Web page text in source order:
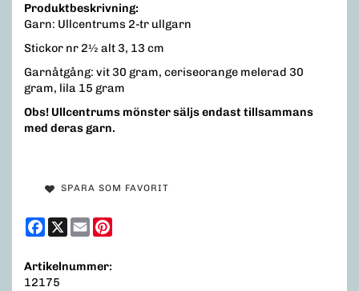
Produktbeskrivning:
Garn: Ullcentrums 2-tr ullgarn
Stickor nr 2½ alt 3, 13 cm
Garnåtgång: vit 30 gram, ceriseorange melerad 30
gram, lila 15 gram
Obs! Ullcentrums mönster säljs endast tillsammans
med deras garn.
SPARA SOM FAVORIT
Facebook
X Email
Artikelnummer:
12175